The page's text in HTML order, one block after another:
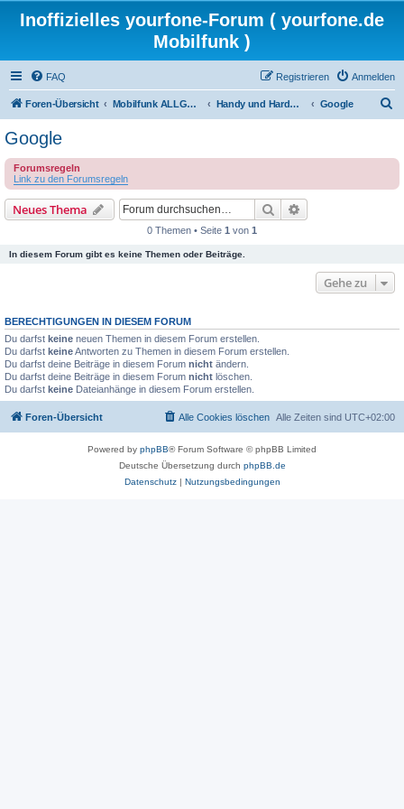
Inoffizielles yourfone-Forum ( yourfone.de
Mobilfunk )
FAQ Anmelden
Registrieren
Foren-Übersicht Mobilfunk ALLGEMEIN Handy und Hardware (Herstellerforen) Google
e
Google
Forumsregeln
Link zu den Forumsregeln
Neues Thema Suche
0 Themen • Seite 1 von 1
In diesem Forum gibt es keine Themen oder Beiträge.
Gehe zu
BERECHTIGUNGEN IN DIESEM FORUM
Du darfst keine neuen Themen in diesem Forum erstellen.
Du darfst keineAntworten zu Themen in diesem Forum erstellen.
Du darfst deine Beiträge in diesem Forum nicht ändern.
Du darfst deine Beiträge in diesem Forum nicht löschen.
Du darfst keine Dateianhänge in diesem Forum erstellen.
Foren-Übersicht Alle Zeiten sind UTC+02:00
Alle Cookies löschen
Powered by phpBB® Forum Software © phpBB Limited
Deutsche Übersetzung durch phpBB.de
Datenschutz| Nutzungsbedingungen